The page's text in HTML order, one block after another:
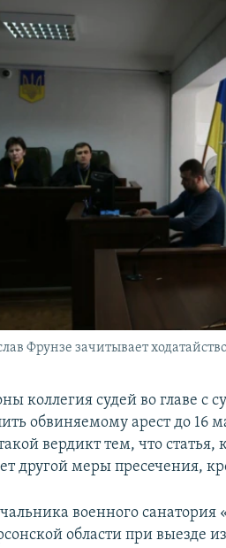
Фрунзе зачитывает
коллегия судей во главе с
обвиняемому арест до 16
вердикт тем, что
другой меры пресечения,
военного санатория
области при выезде